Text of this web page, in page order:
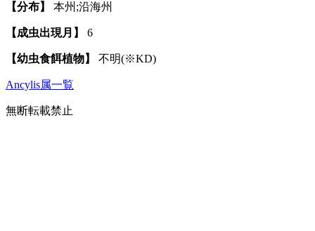
【分布】 本州;沿海州
【成虫出現月】 6
【幼虫食餌植物】 不明(※KD)
Ancylis属一覧
無断転載禁止